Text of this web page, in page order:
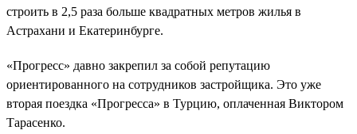
строить в 2,5 раза больше квадратных метров жилья в
Астрахани и Екатеринбурге.
«Прогресс» давно закрепил за собой репутацию
ориентированного на сотрудников застройщика. Это уже
вторая поездка «Прогресса» в Турцию, оплаченная Виктором
Тарасенко.